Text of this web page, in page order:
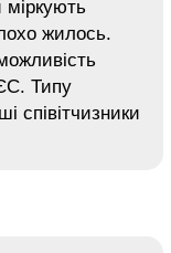
жилось.
Типу
співітчизники